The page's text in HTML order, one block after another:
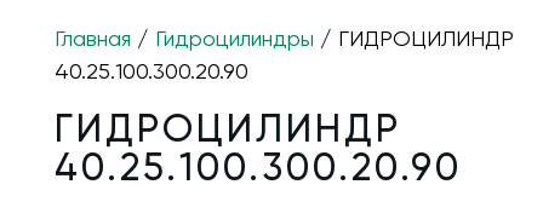
Главная / Гидроцилиндры / ГИДРОЦИЛИНДР
40.25.100.300.20.90
ГИДРОЦИЛИНДР
40.25.100.300.20.90